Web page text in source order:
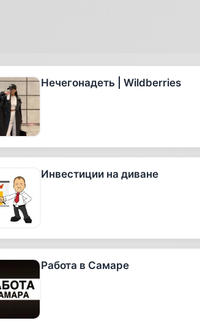
Нечегонадеть | Wildberries
Инвестиции на диване
Работа в Самаре